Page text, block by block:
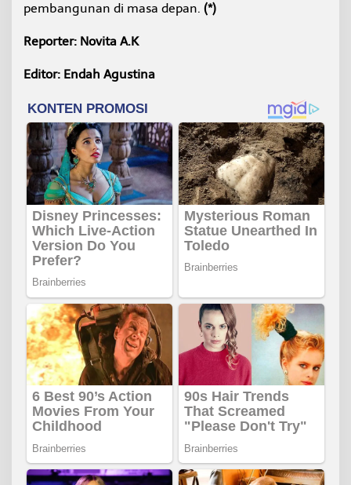
pembangunan di masa depan. (*)
Reporter: Novita A.K
Editor: Endah Agustina